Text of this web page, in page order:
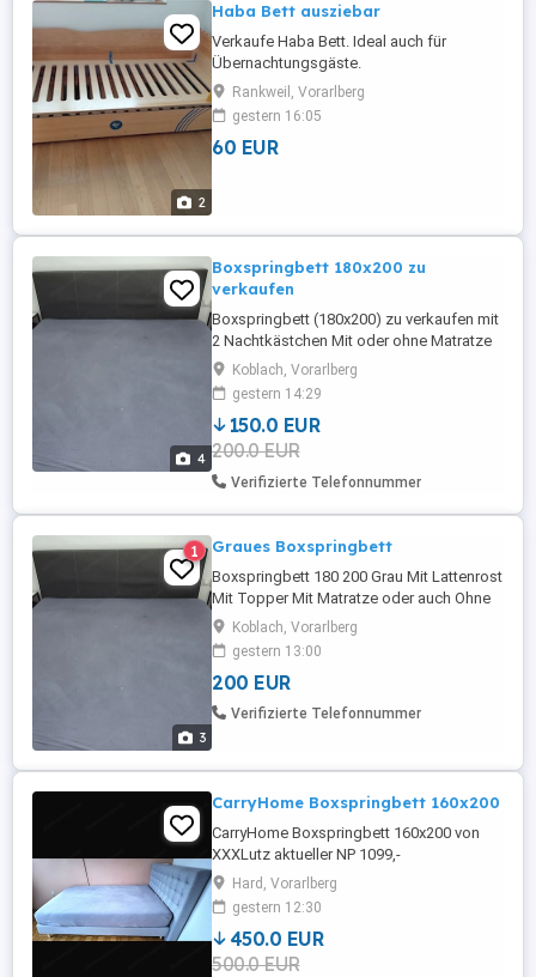
2
Haba Bett ausziebar
Verkaufe Haba Bett. Ideal auch für
Übernachtungsgäste.
Rankweil, Vorarlberg
gestern 16:05
60 EUR
4
Boxspringbett 180x200 zu
verkaufen
Boxspringbett (180x200) zu verkaufen mit
2 Nachtkästchen Mit oder ohne Matratze
150 VHB Selbstabbau und Abholung in
6842 Koblach KEIN VERSAND !!
Koblach, Vorarlberg
gestern 14:29
150.0 EUR
200.0 EUR
Verifizierte Telefonnummer
3
1 Graues Boxspringbett
Boxspringbett 180 200 Grau Mit Lattenrost
Mit Topper Mit Matratze oder auch Ohne
Selbstabbau
Koblach, Vorarlberg
gestern 13:00
200 EUR
Verifizierte Telefonnummer
CarryHome Boxspringbett 160x200
CarryHome Boxspringbett 160x200 von
XXXLutz aktueller NP 1099,-
Hard, Vorarlberg
gestern 12:30
450.0 EUR
500.0 EUR